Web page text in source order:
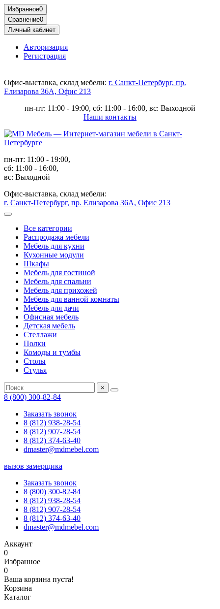
Избранное0
Сравнение0
Личный кабинет
Авторизация
Регистрация
Офис-выставка, склад мебели: г. Санкт-Петербург, пр.
Елизарова 36А, Офис 213
пн-пт: 11:00 - 19:00, сб: 11:00 - 16:00, вс: Выходной
Наши контакты
пн-пт: 11:00 - 19:00,
сб: 11:00 - 16:00,
вс: Выходной
Офис-выставка, склад мебели:
г. Санкт-Петербург, пр. Елизарова 36А, Офис 213
Все категории
Распродажа мебели
Мебель для кухни
Кухонные модули
Шкафы
Мебель для гостиной
Мебель для спальни
Мебель для прихожей
Мебель для ванной комнаты
Мебель для дачи
Офисная мебель
Детская мебель
Стеллажи
Полки
Комоды и тумбы
Столы
Стулья
×
8 (800) 300-82-84
Заказать звонок
8 (812) 938-28-54
8 (812) 907-28-54
8 (812) 374-63-40
dmaster@mdmebel.com
вызов замерщика
Заказать звонок
8 (800) 300-82-84
8 (812) 938-28-54
8 (812) 907-28-54
8 (812) 374-63-40
dmaster@mdmebel.com
Аккаунт
0
Избранное
0
Ваша корзина пуста!
Корзина
Каталог